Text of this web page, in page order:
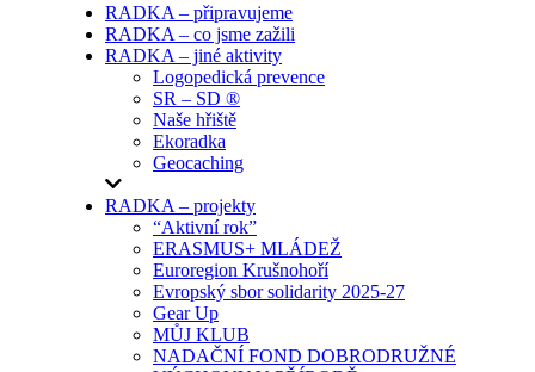
RADKA – připravujeme
RADKA – co jsme zažili
RADKA – jiné aktivity
Logopedická prevence
SR – SD ®
Naše hřiště
Ekoradka
Geocaching
RADKA – projekty
“Aktivní rok”
ERASMUS+ MLÁDEŽ
Euroregion Krušnohoří
Evropský sbor solidarity 2025-27
Gear Up
MŮJ KLUB
NADAČNÍ FOND DOBRODRUŽNÉ